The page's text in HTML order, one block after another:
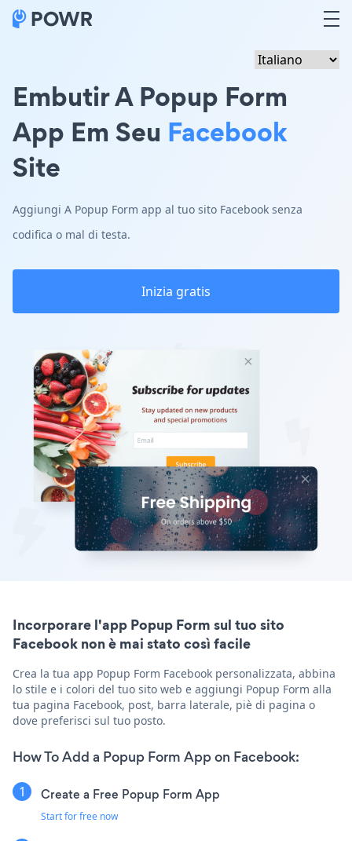
Embutir A Popup Form
App Em Seu Facebook
Site
Aggiungi A Popup Form app al tuo sito Facebook senza
codifica o mal di testa.
Inizia gratis
Incorporare l'app Popup Form sul tuo sito
Facebook non è mai stato così facile
Crea la tua app Popup Form Facebook personalizzata, abbina
lo stile e i colori del tuo sito web e aggiungi Popup Form alla
tua pagina Facebook, post, barra laterale, piè di pagina o
dove preferisci sul tuo posto.
How To Add a Popup Form App on Facebook:
Create a Free Popup Form App
Start for free now